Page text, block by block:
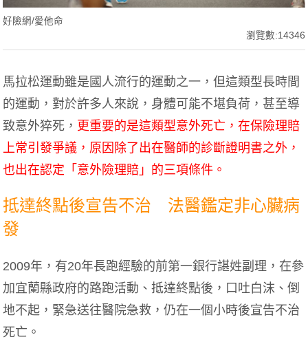
好險網/愛他命
瀏覽數:14346
馬拉松運動雖是國人流行的運動之一，但這類型長時間
的運動，對於許多人來說，身體可能不堪負荷，甚至導
致意外猝死， 更重要的是這類型意外死亡，在保險理賠
上常引發爭議，原因除了出在醫師的診斷證明書之外，
也出在認定「意外險理賠」的三項條件。
抵達終點後宣告不治 法醫鑑定非心臟病
發
2009年，有20年長跑經驗的前第一銀行諶姓副理，在參
加宜蘭縣政府的路跑活動、抵達終點後，口吐白沫、倒
地不起，緊急送往醫院急救，仍在一個小時後宣告不治
死亡。